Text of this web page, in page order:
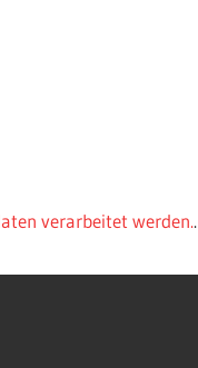
verarbeitet werden..